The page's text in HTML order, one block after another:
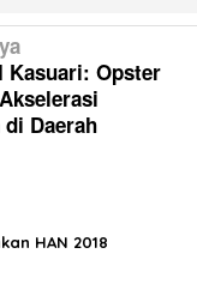
Kasuari: Opster
Daerah
HAN 2018